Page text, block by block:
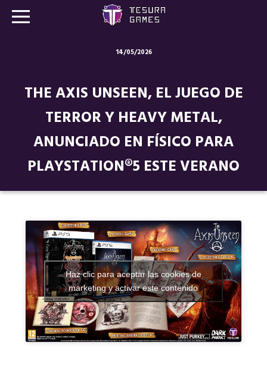
14/05/2026
THE AXIS UNSEEN, EL JUEGO DE
TERROR Y HEAVY METAL,
ANUNCIADO EN FÍSICO PARA
PLAYSTATION®5 ESTE VERANO
Haz clic para aceptar las cookies de
marketing y activar este contenido
Store
Blog
Sobre nosotros
Nuestras redes:
Idiomas: